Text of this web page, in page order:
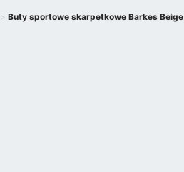
Buty sportowe skarpetkowe Barkes